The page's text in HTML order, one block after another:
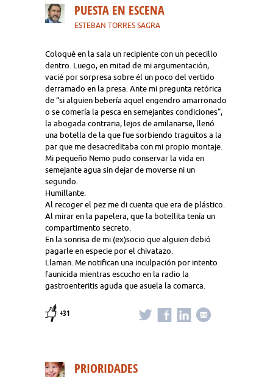
PUESTA EN ESCENA
ESTEBAN TORRES SAGRA
Coloqué en la sala un recipiente con un pececillo
dentro. Luego, en mitad de mi argumentación,
vacié por sorpresa sobre él un poco del vertido
derramado en la presa. Ante mi pregunta retórica
de “si alguien bebería aquel engendro amarronado
o se comería la pesca en semejantes condiciones”,
la abogada contraria, lejos de amilanarse, llenó
una botella de la que fue sorbiendo traguitos a la
par que me desacreditaba con mi propio montaje.
Mi pequeño Nemo pudo conservar la vida en
semejante agua sin dejar de moverse ni un
segundo.
Humillante.
Al recoger el pez me di cuenta que era de plástico.
Al mirar en la papelera, que la botellita tenía un
compartimento secreto.
En la sonrisa de mi (ex)socio que alguien debió
pagarle en especie por el chivatazo.
Llaman. Me notifican una inculpación por intento
faunicida mientras escucho en la radio la
gastroenteritis aguda que asuela la comarca.
+31
PRIORIDADES